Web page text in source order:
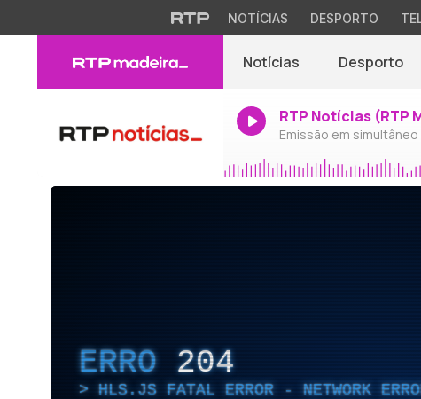
NOTÍCIAS DESPORTO
Notícias Desporto
RTP Notícias (RTP
Emissão em
ERRO 204
HLS.JS FATAL ERROR - NETWORK